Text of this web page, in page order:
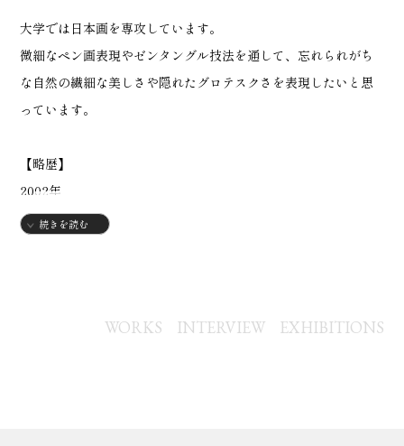
大学では日本画を専攻しています。
微細なペン画表現やゼンタングル技法を通して、忘れられがち
な自然の繊細な美しさや隠れたグロテスクさを表現したいと思
っています。
【略歴】
2002年
・愛知県生まれ
続きを読む
WORKS INTERVIEW EXHIBITIONS